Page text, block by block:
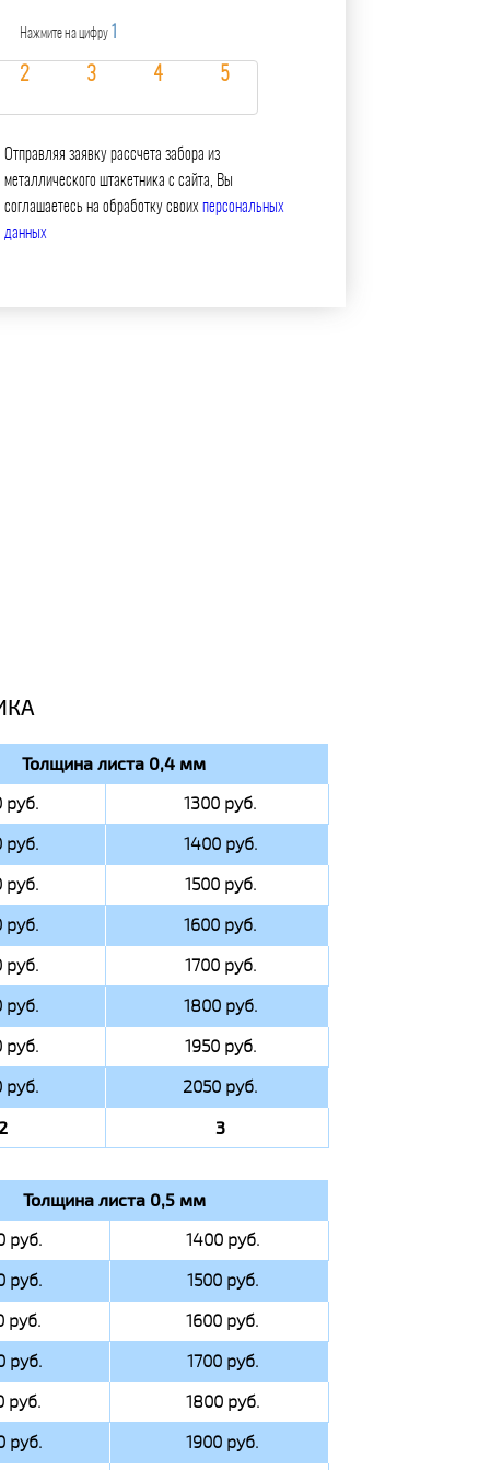
Нажмите на цифру 1
Отправляя заявку рассчета забора из
металлического штакетника с сайта, Вы
соглашаетесь на обработку своих персональных
данных
Толщина листа 0,4 мм
руб.
1300 руб.
руб.
1400 руб.
руб.
1500 руб.
руб.
1600 руб.
руб.
1700 руб.
руб.
1800 руб.
руб.
1950 руб.
руб.
2050 руб.
3
Толщина листа 0,5 мм
руб.
1400 руб.
руб.
1500 руб.
руб.
1600 руб.
руб.
1700 руб.
руб.
1800 руб.
руб.
1900 руб.